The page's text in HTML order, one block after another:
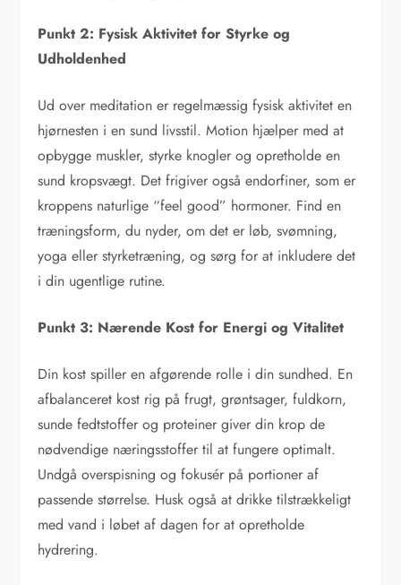
Punkt 2: Fysisk Aktivitet for Styrke og
Udholdenhed
Ud over meditation er regelmæssig fysisk aktivitet en
hjørnesten i en sund livsstil. Motion hjælper med at
opbygge muskler, styrke knogler og opretholde en
sund kropsvægt. Det frigiver også endorfiner, som er
kroppens naturlige “feel good” hormoner. Find en
træningsform, du nyder, om det er løb, svømning,
yoga eller styrketræning, og sørg for at inkludere det
i din ugentlige rutine.
Punkt 3: Nærende Kost for Energi og Vitalitet
Din kost spiller en afgørende rolle i din sundhed. En
afbalanceret kost rig på frugt, grøntsager, fuldkorn,
sunde fedtstoffer og proteiner giver din krop de
nødvendige næringsstoffer til at fungere optimalt.
Undgå overspisning og fokusér på portioner af
passende størrelse. Husk også at drikke tilstrækkeligt
med vand i løbet af dagen for at opretholde
hydrering.